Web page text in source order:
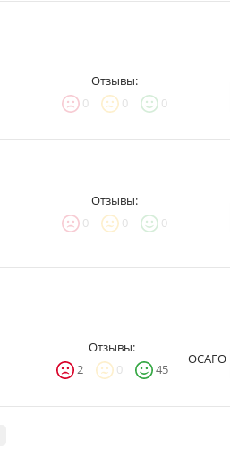
Отзывы:
0
0 0
Отзывы:
0
0 0
Отзывы:
2
0 45
ОСАГО